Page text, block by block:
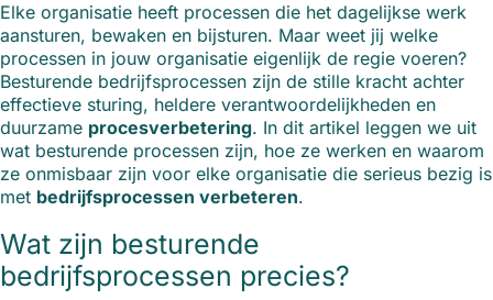
Elke organisatie heeft processen die het dagelijkse werk
aansturen, bewaken en bijsturen. Maar weet jij welke
processen in jouw organisatie eigenlijk de regie voeren?
Besturende bedrijfsprocessen zijn de stille kracht achter
effectieve sturing, heldere verantwoordelijkheden en
duurzame procesverbetering. In dit artikel leggen we uit
wat besturende processen zijn, hoe ze werken en waarom
ze onmisbaar zijn voor elke organisatie die serieus bezig is
met bedrijfsprocessen verbeteren.
Wat zijn besturende
bedrijfsprocessen precies?